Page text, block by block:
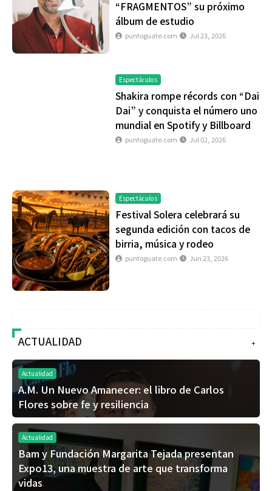
“FRAGMENTOS” su próximo
álbum de estudio
puntoguate.com Jul 23, 2026
Espectáculos
Shakira rompe récords con “Dai
Dai” y conquista el número uno
mundial en Spotify y Billboard
puntoguate.com Jul 02, 2026
Espectáculos
Festival Solera celebrará su
segunda edición con tacos de
birria, música y rodeo
puntoguate.com Jun 23, 2026
+
ACTUALIDAD
Actualidad
A.M. Un Nuevo Amanecer: el libro de Carlos
Flores sobre fe y resiliencia
Actualidad
Bam y Fundación Margarita Tejada presentan
Expo13, una muestra de arte que transforma
vidas